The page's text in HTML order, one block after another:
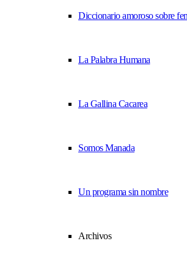
Diccionario amoroso sobre
La Palabra Humana
La Gallina Cacarea
Somos Manada
Un programa sin nombre
Archivos